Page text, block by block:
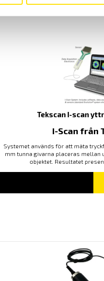
Tekscan I-scan
I-Scan från
Systemet används för att mäta
mm tunna givarna placeras mellan
objektet. Resultatet